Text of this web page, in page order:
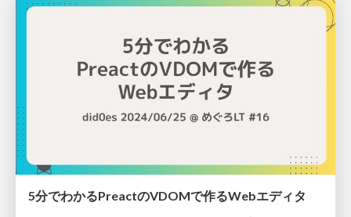
5分でわかるPreactのVDOMで作るWebエディタ